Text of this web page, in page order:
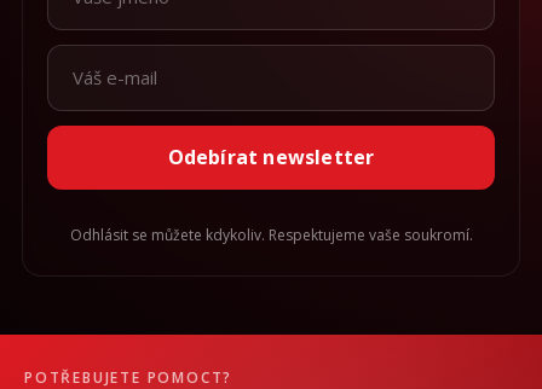
Odebírat newsletter
Odhlásit se můžete kdykoliv. Respektujeme vaše soukromí.
POTŘEBUJETE POMOCT?